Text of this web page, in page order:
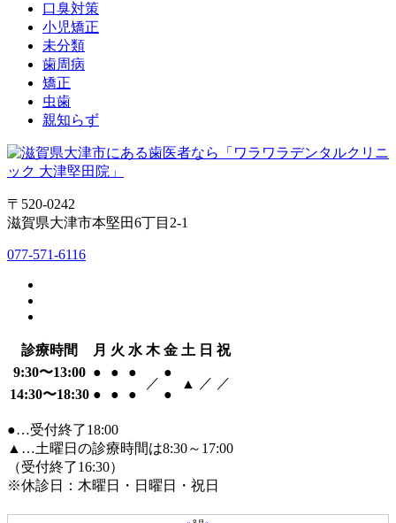
口臭対策
小児矯正
未分類
歯周病
矯正
虫歯
親知らず
〒520-0242
滋賀県大津市本堅田6丁目2-1
077-571-6116
診療時間 月 火 水 木 金 土 日 祝
9:30〜13:00 ● ● ●
／
●
▲ ／ ／
14:30〜18:30 ● ● ● ●
●…受付終了18:00
▲…土曜日の診療時間は8:30～17:00
（受付終了16:30）
※休診日：木曜日・日曜日・祝日